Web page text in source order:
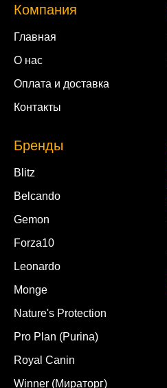
Компания
Главная
О нас
Оплата и доставка
Контакты
Бренды
Blitz
Belcando
Gemon
Forza10
Leonardo
Monge
Nature's Protection
Pro Plan (Purina)
Royal Canin
Winner (Мираторг)